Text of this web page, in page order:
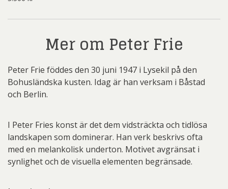
Mer om Peter Frie
Peter Frie föddes den 30 juni 1947 i Lysekil på den
Bohusländska kusten. Idag är han verksam i Båstad
och Berlin.
I Peter Fries konst är det dem vidsträckta och tidlösa
landskapen som dominerar. Han verk beskrivs ofta
med en melankolisk underton. Motivet avgränsat i
synlighet och de visuella elementen begränsade.